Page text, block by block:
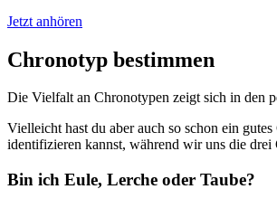
Jetzt anhören
Chronotyp bestimmen
Die Vielfalt an Chronotypen zeigt sich in den
Vielleicht hast du aber auch so schon ein
identifizieren kannst, während wir uns die drei
Bin ich Eule, Lerche oder Taube?